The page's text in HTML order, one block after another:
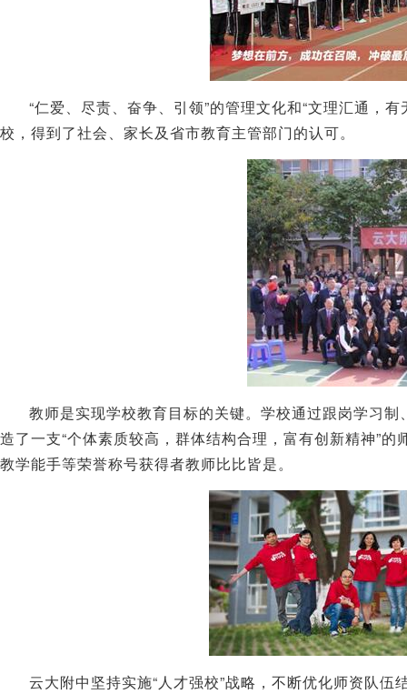
“仁爱、尽责、奋争、引领”的管理文化和“文理汇通，
校，得到了社会、家长及省市教育主管部门的认可。
教师是实现学校教育目标的关键。学校通过跟岗学习
造了一支“个体素质较高，群体结构合理，富有创新精神”
教学能手等荣誉称号获得者教师比比皆是。
云大附中坚持实施“人才强校”战略，不断优化师资队